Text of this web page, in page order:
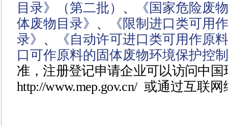
目录》（第二批） 、
《国家危险废
体废物目录》 、
《限制进口类可用
录》 、
《自动许可进口类可用作原
口可作原料的固体废物环境保护控
准 ，注册登记申请企业可以访问中
http://www.mep.gov.cn/ 或通过互联网